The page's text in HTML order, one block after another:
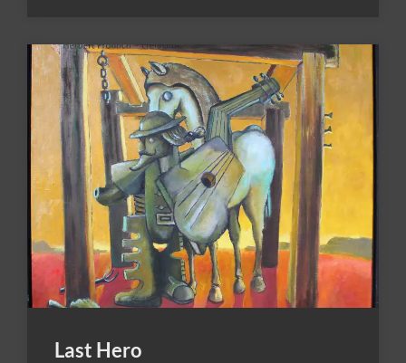
Last Hero